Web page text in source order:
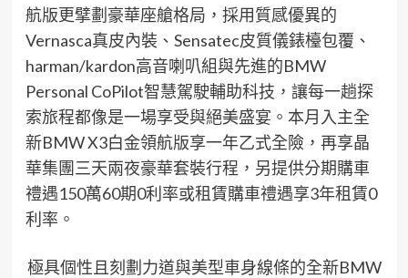
航版更擘劃豪華座艙格局，採用質感優異的
Vernasca真皮內裝、Sensatec皮質儀錶檯包覆、
harman/kardon高音喇叭組與先進的BMW
Personal CoPilot智慧駕駛輔助科技，讓每一趟探
索旅程都像是一場享受與絕美盛宴。本月入主全
新BMW X3白金領航版享一年乙式全險，再享晶
華集團三天兩夜豪華套裝行程，另提供分期購車
禮遇150萬60期0利率或租賃購車禮遇享3年租賃0
利率。
極具個性且刻劃力道與美型車身線條的全新BMW